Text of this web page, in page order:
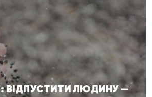
ВІДПУСТИТИ ЛЮДИНУ —